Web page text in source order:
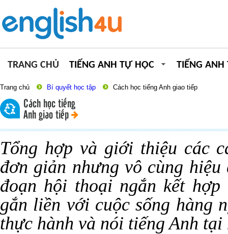
TRANG CHỦ TIẾNG ANH TỰ HỌC TIẾNG ANH
Trang chủ Bí quyết học tập Cách học tiếng Anh giao tiếp
Cách học tiếng
Anh giao tiếp
Tổng hợp và giới thiệu các
đơn giản nhưng vô cùng
đoạn hội thoại ngắn kết
gắn liền với cuộc sống hàng
thực hành và nói tiếng Anh